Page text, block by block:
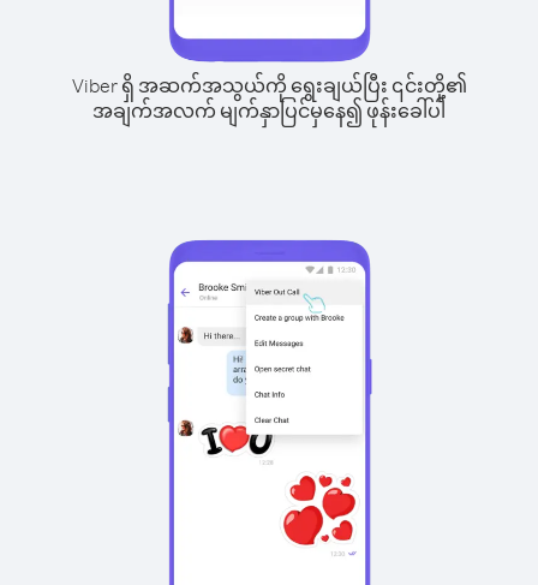
Viber ရှိ အဆက်အသွယ်ကို ရွေးချယ်ပြီး ၎င်းတို့၏
အချက်အလက် မျက်နှာပြင်မှနေ၍ ဖုန်းခေါ်ပါ